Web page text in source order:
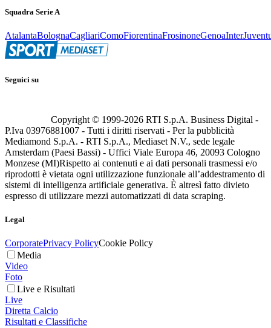
Squadra Serie A
AtalantaBolognaCagliariComoFiorentinaFrosinoneGenoaInter
Seguici su
Copyright © 1999-2026 RTI S.p.A. Business Digital -
P.Iva 03976881007 - Tutti i diritti riservati - Per la pubblicità
Mediamond S.p.A. - RTI S.p.A., Mediaset N.V., sede legale
Amsterdam (Paesi Bassi) - Uffici Viale Europa 46, 20093 Cologno
Monzese (MI)Rispetto ai contenuti e ai dati personali trasmessi e/o
riprodotti è vietata ogni utilizzazione funzionale all’addestramento di
sistemi di intelligenza artificiale generativa. È altresì fatto divieto
espresso di utilizzare mezzi automatizzati di data scraping.
Legal
CorporatePrivacy PolicyCookie Policy
Media
Video
Foto
Live e Risultati
Live
Diretta Calcio
Risultati e Classifiche